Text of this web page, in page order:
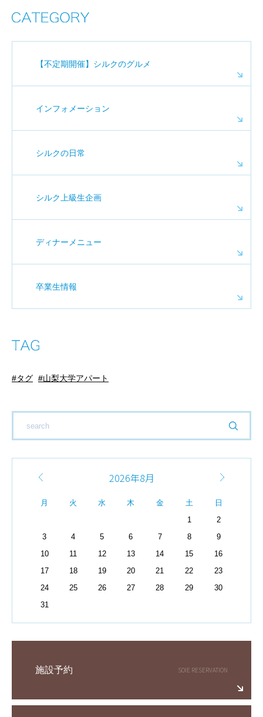
【不定期開催】シルクのグルメ
インフォメーション
シルクの日常
シルク上級生企画
ディナーメニュー
卒業生情報
タグ 山梨大学アパート
2026年8月
月 火 水 木 金 土
日
1
2
3
4 5 6 7 8
9
10
11 12 13 14 15
16
17
18 19 20 21 22
23
24
25 26 27 28 29
30
31
施設予約